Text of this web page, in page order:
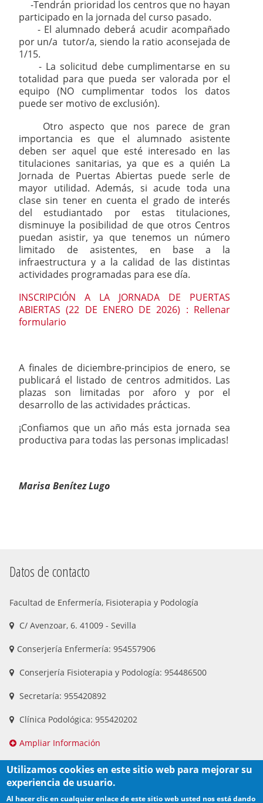
-Tendrán prioridad los centros que no hayan
participado en la jornada del curso pasado.
- El alumnado deberá acudir acompañado
por un/a tutor/a, siendo la ratio aconsejada de
1/15.
- La solicitud debe cumplimentarse en su
totalidad para que pueda ser valorada por el
equipo (NO cumplimentar todos los datos
puede ser motivo de exclusión).
Otro aspecto que nos parece de gran
importancia es que el alumnado asistente
deben ser aquel que esté interesado en las
titulaciones sanitarias, ya que es a quién La
Jornada de Puertas Abiertas puede serle de
mayor utilidad. Además, si acude toda una
clase sin tener en cuenta el grado de interés
del estudiantado por estas titulaciones,
disminuye la posibilidad de que otros Centros
puedan asistir, ya que tenemos un número
limitado de asistentes, en base a la
infraestructura y a la calidad de las distintas
actividades programadas para ese día.
INSCRIPCIÓN A LA JORNADA DE PUERTAS
ABIERTAS (22 DE ENERO DE 2026) : Rellenar
formulario
A finales de diciembre-principios de enero, se
publicará el listado de centros admitidos. Las
plazas son limitadas por aforo y por el
desarrollo de las actividades prácticas.
¡Confiamos que un año más esta jornada sea
productiva para todas las personas implicadas!
Marisa Benítez Lugo
Datos de contacto
Facultad de Enfermería, Fisioterapia y Podología
C/ Avenzoar, 6. 41009 - Sevilla
Conserjería Enfermería: 954557906
Conserjería Fisioterapia y Podología: 954486500
Secretaría: 955420892
Clínica Podológica: 955420202
Ampliar Información
Utilizamos cookies en este sitio web para mejorar su
experiencia de usuario.
Al hacer clic en cualquier enlace de este sitio web usted nos está dando